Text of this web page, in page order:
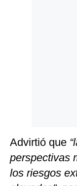
Advirtió que
perspectivas
los riesgos